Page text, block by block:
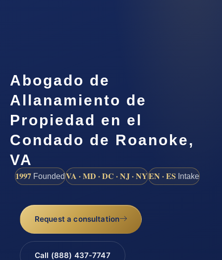
Abogado de
Allanamiento de
Propiedad en el
Condado de Roanoke,
VA
1997 FoundedVA · MD · DC · NJ · NYEN · ES Intake
Request a consultation
Call (888) 437-7747